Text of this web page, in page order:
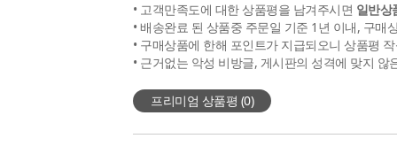
• 고객만족도에 대한 상품평을 남겨주시면 일반상
• 배송완료 된 상품중 주문일 기준 1년 이내, 구매
• 구매상품에 한해 포인트가 지급되오니 상품평
• 근거없는 악성 비방글, 게시판의 성격에 맞지
프리미엄 상품평 (0)